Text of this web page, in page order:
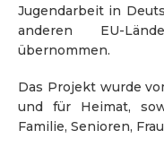
Jugendarbeit in
anderen EU-
übernommen.
Das Projekt wurde
und für Heimat,
Familie, Senioren,